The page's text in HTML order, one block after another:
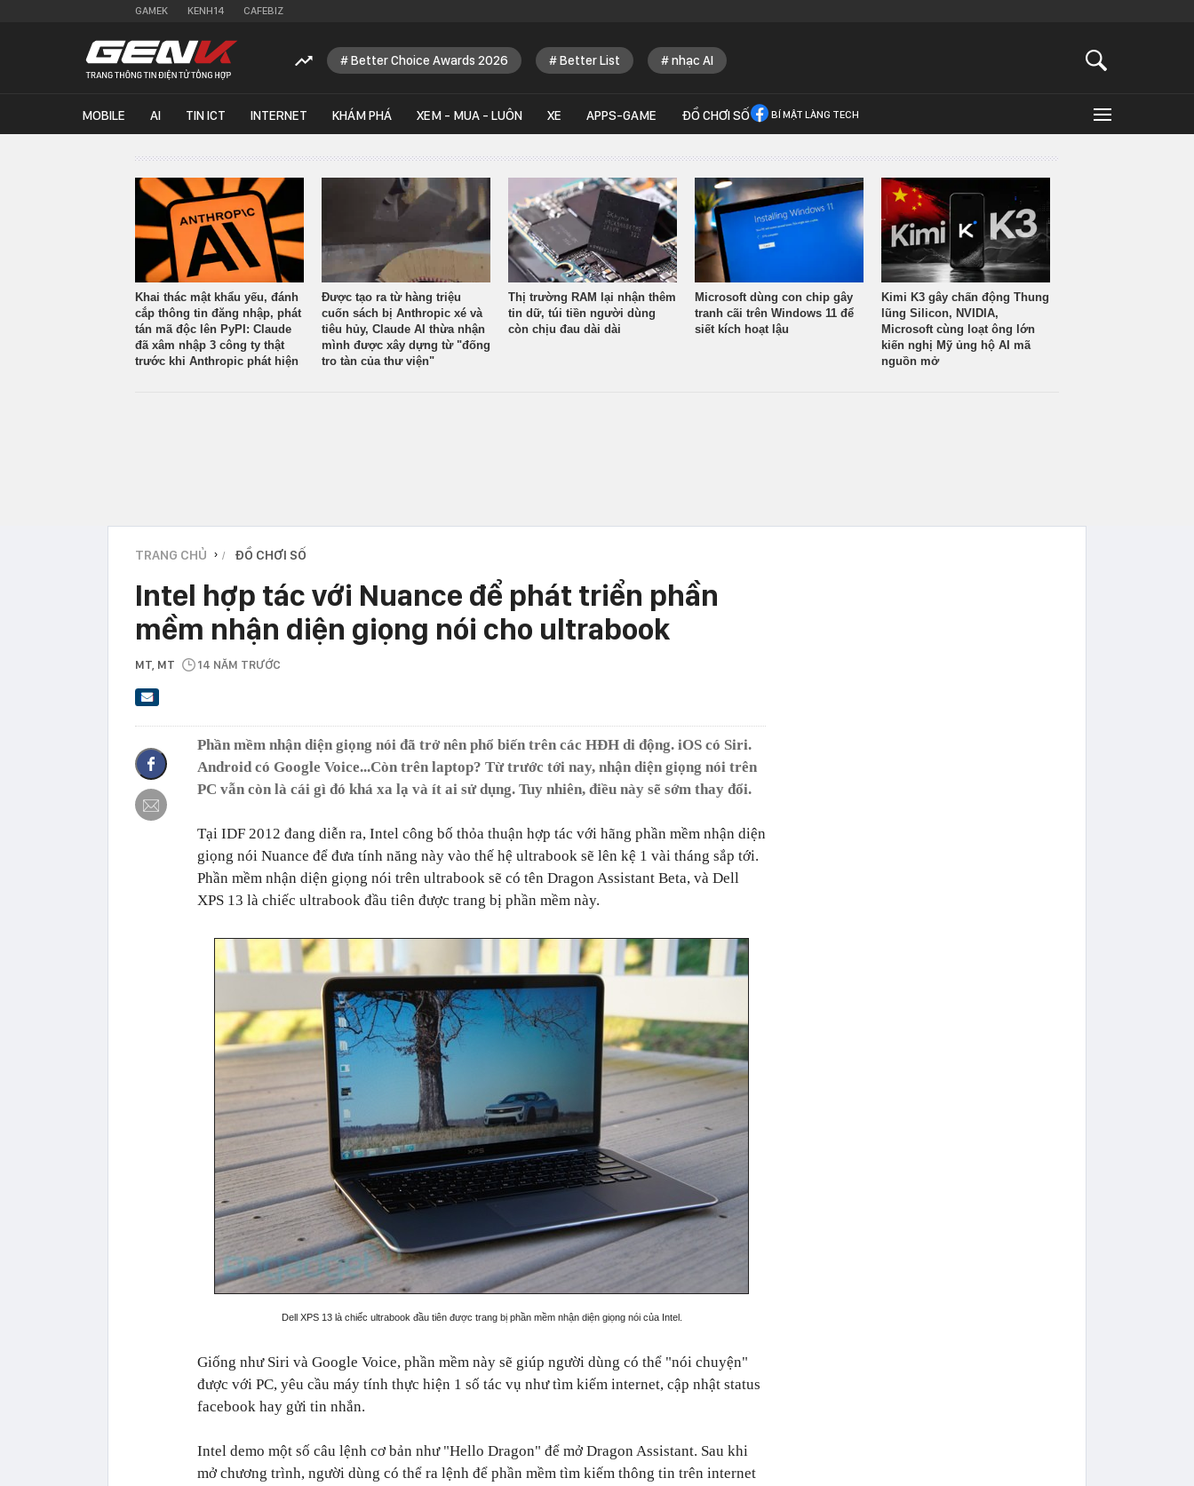
GAMEK KENH14 CAFEBIZ
Better Choice Awards 2026 Better List nhạc AI
MOBILE AI TIN ICT INTERNET KHÁM PHÁ XEM - MUA - LUÔN XE APPS-GAME ĐỒ CHƠI SỐ BÍ MẬT LÀNG TECH
Khai thác mật khẩu yếu, đánh
cắp thông tin đăng nhập, phát
tán mã độc lên PyPI: Claude
đã xâm nhập 3 công ty thật
trước khi Anthropic phát hiện
Được tạo ra từ hàng triệu
cuốn sách bị Anthropic xé và
tiêu hủy, Claude AI thừa nhận
mình được xây dựng từ "đống
tro tàn của thư viện"
Thị trường RAM lại nhận thêm
tin dữ, túi tiền người dùng
còn chịu đau dài dài
Microsoft dùng con chip gây
tranh cãi trên Windows 11 để
siết kích hoạt lậu
Kimi K3 gây chấn động Thung
lũng Silicon, NVIDIA,
Microsoft cùng loạt ông lớn
kiến nghị Mỹ ủng hộ AI mã
nguồn mở
TRANG CHỦ › ĐỒ CHƠI SỐ
Intel hợp tác với Nuance để phát triển phần
mềm nhận diện giọng nói cho ultrabook
MT , MT 14 NĂM TRƯỚC
Phần mềm nhận diện giọng nói đã trở nên phổ biến trên các HĐH di động. iOS có Siri.
Android có Google Voice...Còn trên laptop? Từ trước tới nay, nhận diện giọng nói trên
PC vẫn còn là cái gì đó khá xa lạ và ít ai sử dụng. Tuy nhiên, điều này sẽ sớm thay đổi.
Tại IDF 2012 đang diễn ra, Intel công bố thỏa thuận hợp tác với hãng phần mềm nhận diện
giọng nói Nuance để đưa tính năng này vào thế hệ ultrabook sẽ lên kệ 1 vài tháng sắp tới.
Phần mềm nhận diện giọng nói trên ultrabook sẽ có tên Dragon Assistant Beta, và Dell
XPS 13 là chiếc ultrabook đầu tiên được trang bị phần mềm này.
Dell XPS 13 là chiếc ultrabook đầu tiên được trang bị phần mềm nhận diện giọng nói của Intel.
Giống như Siri và Google Voice, phần mềm này sẽ giúp người dùng có thể "nói chuyện"
được với PC, yêu cầu máy tính thực hiện 1 số tác vụ như tìm kiếm internet, cập nhật status
facebook hay gửi tin nhắn.
Intel demo một số câu lệnh cơ bản như "Hello Dragon" để mở Dragon Assistant. Sau khi
mở chương trình, người dùng có thể ra lệnh để phần mềm tìm kiếm thông tin trên internet